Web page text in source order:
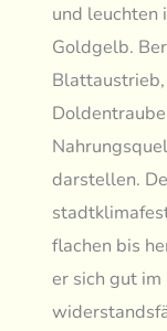
und leuchten
Goldgelb.
darstellen.
flachen bis
er sich gut